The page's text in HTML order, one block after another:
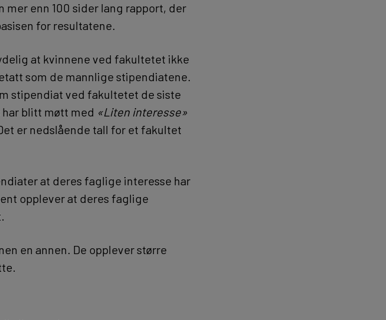
enn 100 sider lang rapport, der
for resultatene.
at kvinnene ved fakultetet ikke
som de mannlige stipendiatene.
stipendiat ved fakultetet de siste
blitt møtt med «Liten interesse»
er nedslående tall for et fakultet
at deres faglige interesse har
opplever at deres faglige
en annen. De opplever større